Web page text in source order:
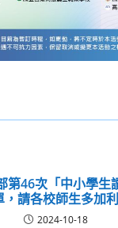
第46次「中小學生
，請各校師生多加
2024-10-18